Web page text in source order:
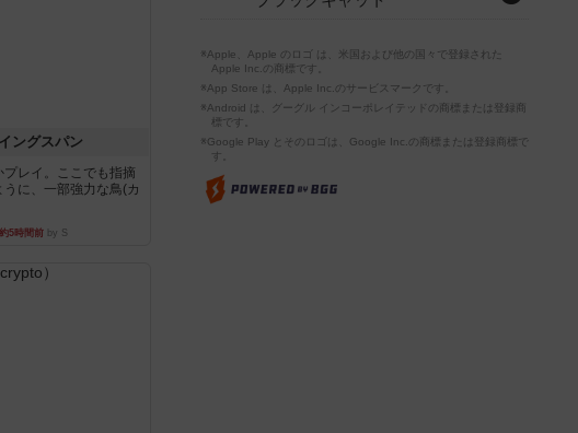
ングスパン
プレイ。ここでも指摘
うに、一部強力な鳥(カ
約5時間前by S
※Apple、Apple のロゴ は、米国および他の国々で登録された
Apple Inc.の商標です。
※App Store は、Apple Inc.のサービスマークです。
※Android は、グーグル インコーポレイテッドの商標または登録商
標です。
※Google Play とそのロゴは、Google Inc.の商標または登録商標で
す。